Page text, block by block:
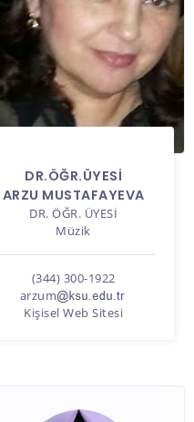
DR.ÖĞR.ÜYESI
ARZU MUSTAFAYEVA
DR. ÖĞR. ÜYESI
Müzik
(344) 300-1922
arzum
Kişisel Web Sitesi